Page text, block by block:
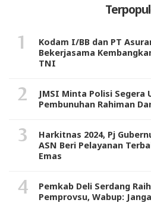
Kodam I/BB dan PT
Bekerjasama
TNI
JMSI Minta Polisi Segera
Pembunuhan Rahiman
Harkitnas 2024, Pj
ASN Beri Pelayanan
Emas
Pemkab Deli Serdang
Pemprovsu, Wabup: